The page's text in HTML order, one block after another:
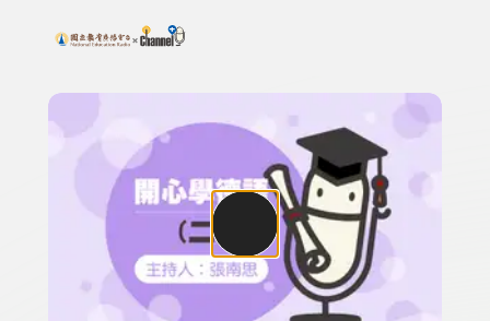
上方功能區塊
搜尋關鍵字：可輸入節目名稱、主持人或關鍵字